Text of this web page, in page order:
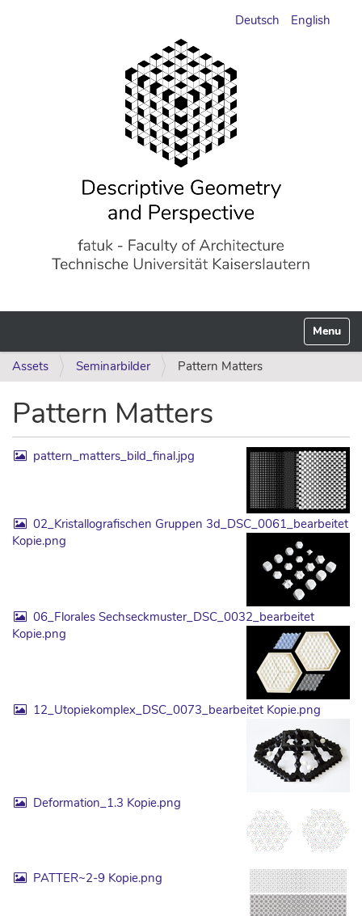
Deutsch English
Toggle
Assets Seminarbilder Pattern Matters
Pattern Matters
pattern_matters_bild_final.jpg
02_Kristallografischen Gruppen 3d_DSC_0061_bearbeitet
Kopie.png
06_Florales Sechseckmuster_DSC_0032_bearbeitet
Kopie.png
12_Utopiekomplex_DSC_0073_bearbeitet Kopie.png
Deformation_1.3 Kopie.png
PATTER~2-9 Kopie.png